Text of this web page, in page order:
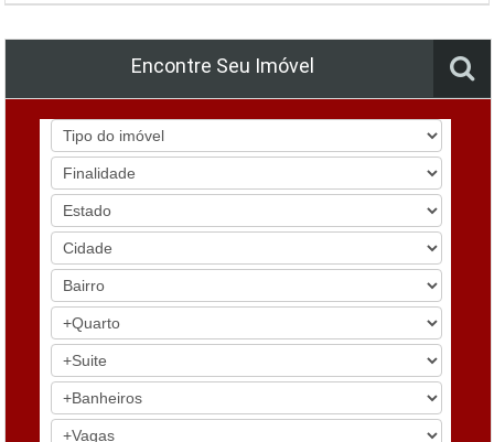
Encontre Seu Imóvel